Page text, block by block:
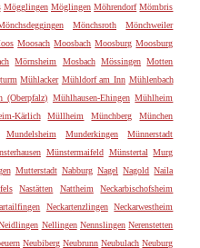
Mögglingen Möglingen Möhrendorf Mömbris
Mönchsroth
Mönchweiler
Moosach Moosbach Moosburg Moosburg
Mörnsheim Mosbach Mössingen Motten
Mühlacker Mühldorf am Inn Mühlenbach
(Oberpfalz) Mühlhausen-Ehingen Mühlheim
Kärlich Müllheim Münchberg
München
Mundelsheim Munderkingen
Münnerstadt
Münstermaifeld Münstertal Murg
Mutterstadt Nabburg Nagel Nagold Naila
Nastätten Nattheim
Neckarbischofsheim
Neckartenzlingen Neckarwestheim
Nellingen Nennslingen Nerenstetten
Neubiberg Neubrunn Neubulach Neuburg